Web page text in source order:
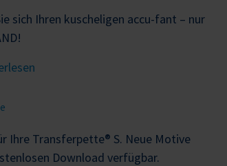
sich Ihren kuscheligen accu-fant – nur
Ihre Transferpette® S. Neue Motive
Download verfügbar.